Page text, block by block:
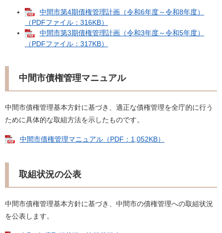
中間市第4期債権管理計画（令和6年度～令和8年度）
（PDFファイル：316KB）
中間市第3期債権管理計画（令和3年度～令和5年度）
（PDFファイル：317KB）
中間市債権管理マニュアル
中間市債権管理基本方針に基づき、適正な債権管理を全庁的に行う
ために具体的な取組方法を示したものです。
中間市債権管理マニュアル（PDF：1,052KB）
取組状況の公表
中間市債権管理基本方針に基づき、中間市の債権管理への取組状況
を公表します。